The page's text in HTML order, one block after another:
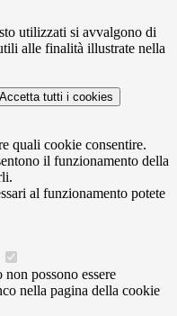
utilizzati si avvalgono di
alle finalità illustrate nella
Accetta tutti i cookies
quali cookie consentire.
il funzionamento della
al funzionamento potete
possono essere
nella pagina della cookie